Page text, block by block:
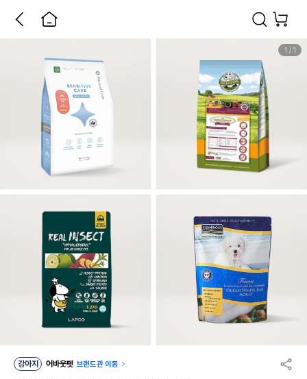
1 / 1
강아지 어바웃펫 브랜드관 이동